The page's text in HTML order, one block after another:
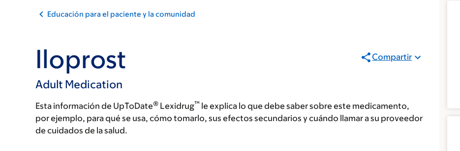
Educación para el paciente y la comunidad
Iloprost
Adult Medication
Compartir
Esta información de UpToDate® Lexidrug™ le explica lo que debe saber sobre este medicamento,
por ejemplo, para qué se usa, cómo tomarlo, sus efectos secundarios y cuándo llamar a su proveedor
de cuidados de la salud.